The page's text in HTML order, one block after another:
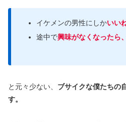
イケメンの男性にしかいい
途中で興味がなくなったら
と元々少ない、 ブサイクな僕たちの
す。